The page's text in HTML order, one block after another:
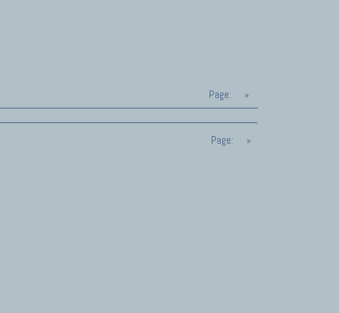
Page: »
Page: »